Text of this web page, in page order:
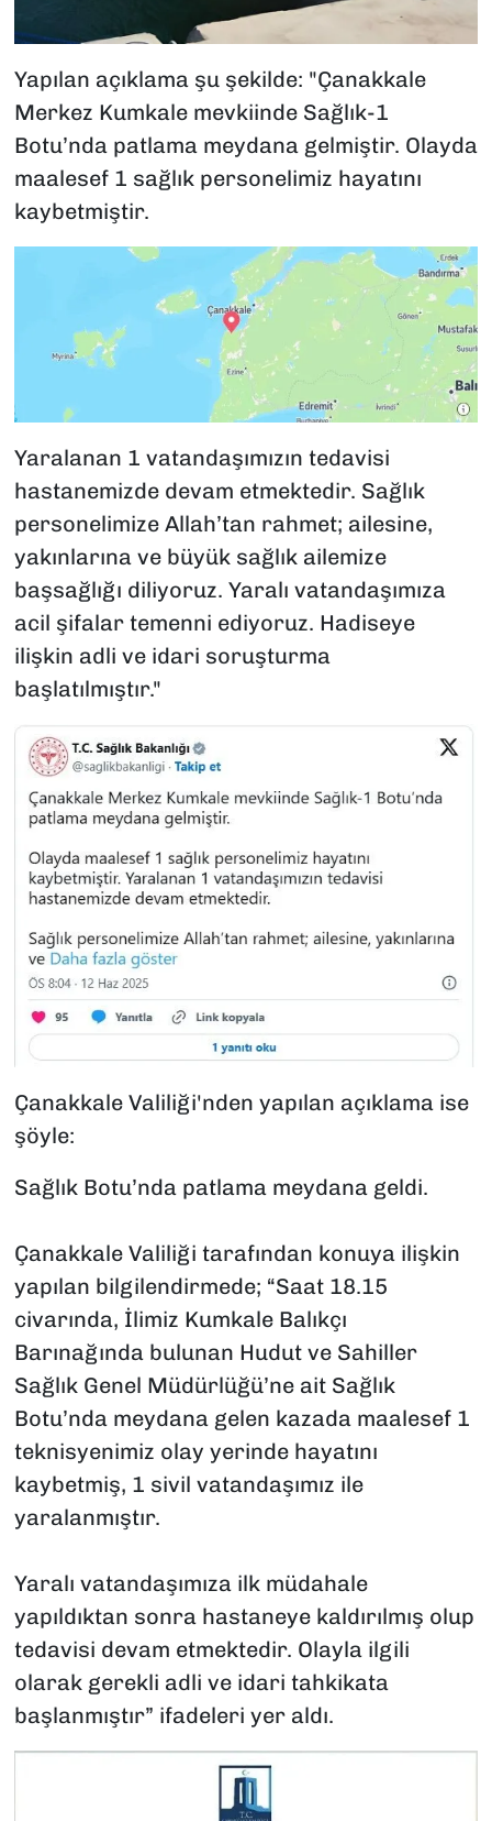
Yapılan açıklama şu şekilde: "Çanakkale
Merkez Kumkale mevkiinde Sağlık-1
Botu’nda patlama meydana gelmiştir. Olayda
maalesef 1 sağlık personelimiz hayatını
kaybetmiştir.
Yaralanan 1 vatandaşımızın tedavisi
hastanemizde devam etmektedir. Sağlık
personelimize Allah’tan rahmet; ailesine,
yakınlarına ve büyük sağlık ailemize
başsağlığı diliyoruz. Yaralı vatandaşımıza
acil şifalar temenni ediyoruz. Hadiseye
ilişkin adli ve idari soruşturma
başlatılmıştır."
Çanakkale Valiliği'nden yapılan açıklama ise
şöyle:
Sağlık Botu’nda patlama meydana geldi.
Çanakkale Valiliği tarafından konuya ilişkin
yapılan bilgilendirmede; “Saat 18.15
civarında, İlimiz Kumkale Balıkçı
Barınağında bulunan Hudut ve Sahiller
Sağlık Genel Müdürlüğü’ne ait Sağlık
Botu’nda meydana gelen kazada maalesef 1
teknisyenimiz olay yerinde hayatını
kaybetmiş, 1 sivil vatandaşımız ile
yaralanmıştır.
Yaralı vatandaşımıza ilk müdahale
yapıldıktan sonra hastaneye kaldırılmış olup
tedavisi devam etmektedir. Olayla ilgili
olarak gerekli adli ve idari tahkikata
başlanmıştır” ifadeleri yer aldı.